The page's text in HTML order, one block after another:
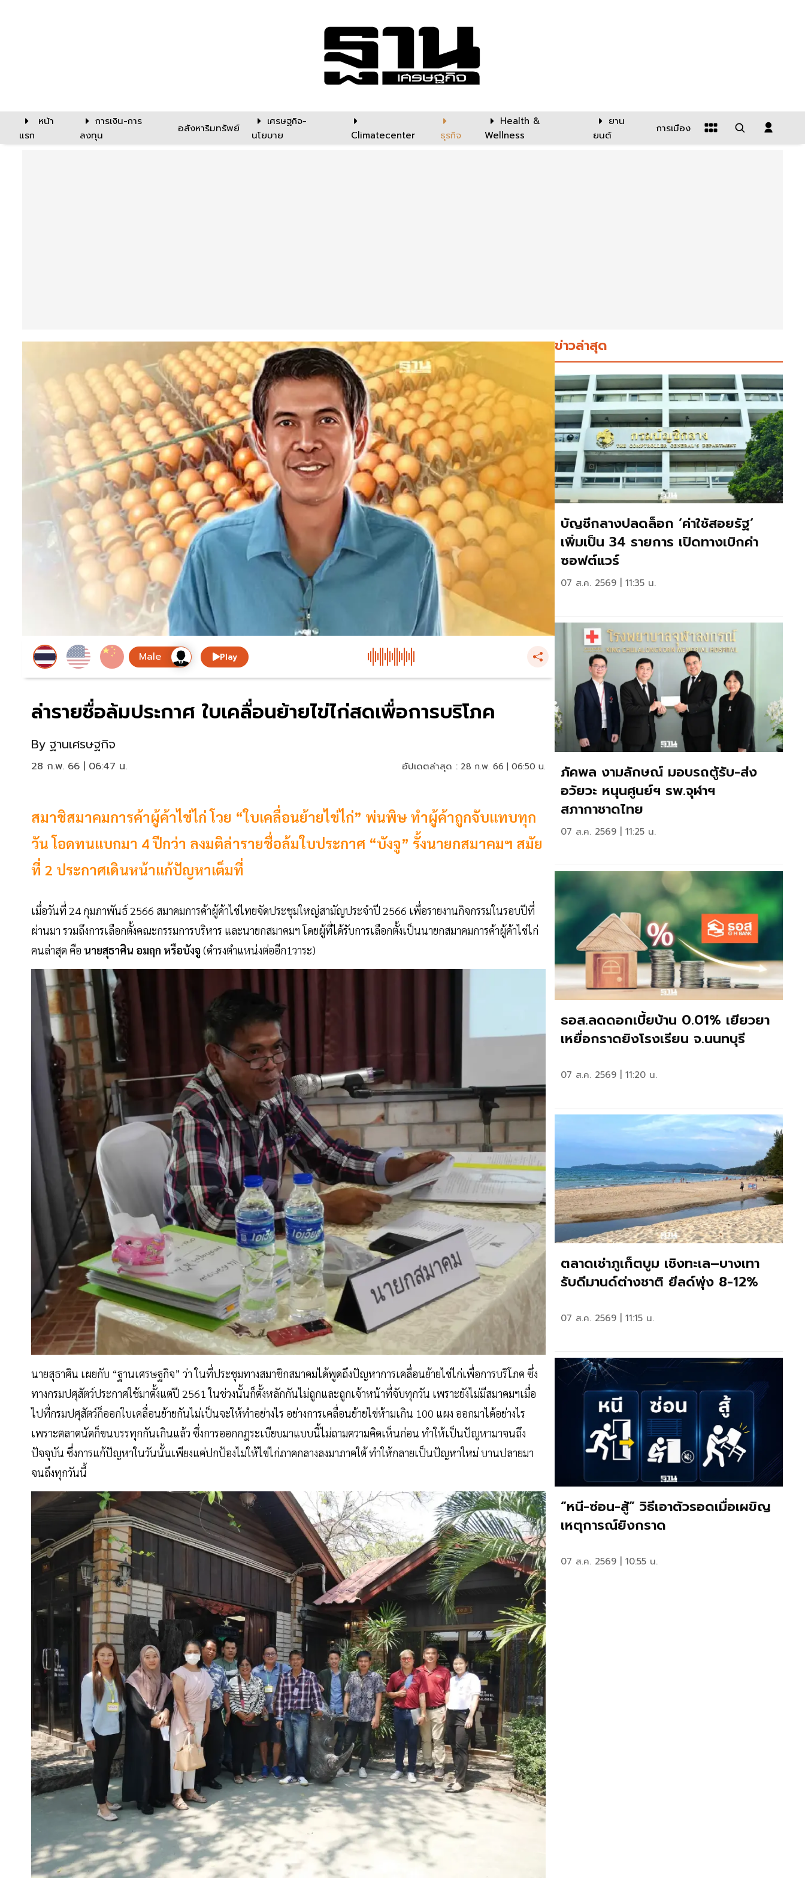
หน้า
แรก
การเงิน-การ
ลงทุน
อสังหาริมทรัพย์
เศรษฐกิจ-
นโยบาย
Climatecenter ธุรกิจ
Health &
Wellness
ยาน
ยนต์
การเมือง
Play
ล่ารายชื่อล้มประกาศ ใบเคลื่อนย้ายไข่ไก่สดเพื่อการบริโภค
By ฐานเศรษฐกิจ
28 ก.พ. 66 | 06:47 น. อัปเดตล่าสุด : 28 ก.พ. 66 | 06:50 น.
สมาชิสมาคมการค้าผู้ค้าไข่ไก่ โวย “ใบเคลื่อนย้ายไข่ไก่” พ่นพิษ ทำผู้ค้าถูกจับแทบทุก
วัน โอดทนแบกมา 4 ปีกว่า ลงมติล่ารายชื่อล้มใบประกาศ “บังจู” รั้งนายกสมาคมฯ สมัย
ที่ 2 ประกาศเดินหน้าแก้ปัญหาเต็มที่
เมื่อวันที่ 24 กุมภาพันธ์ 2566 สมาคมการค้าผู้ค้าไข่ไทยจัดประชุมใหญ่สามัญประจำปี 2566 เพื่อรายงานกิจกรรมในรอบปีที่
ผ่านมา รวมถึงการเลือกตั้งคณะกรรมการบริหาร และนายกสมาคมฯ โดยผู้ที่ได้รับการเลือกตั้งเป็นนายกสมาคมการค้าผู้ค้าไข่ไก่
คนล่าสุด คือ นายสุธาศิน อมฤก หรือบังจู (ดำรงตำแหน่งต่ออีก1วาระ)
นายสุธาศิน เผยกับ “ฐานเศรษฐกิจ” ว่า ในที่ประชุมทางสมาชิกสมาคมได้พูดถึงปัญหาการเคลื่อนย้ายไข่ไก่เพื่อการบริโภค ซึ่ง
ทางกรมปศุสัตว์ประกาศใช้มาตั้งแต่ปี 2561 ในช่วงนั้นก็ตั้งหลักกันไม่ถูกและถูกเจ้าหน้าที่จับทุกวัน เพราะยังไม่มีสมาคมฯเมื่อ
ไปที่กรมปศุสัตว์ก็ออกใบเคลื่อนย้ายกันไม่เป็นจะให้ทำอย่างไร อย่างการเคลื่อนย้ายไข่ห้ามเกิน 100 แผง ออกมาได้อย่างไร
เพราะตลาดนัดก็ขนบรรทุกกันเกินแล้ว ซึ่งการออกกฎระเบียบมาแบบนี้ไม่ถามความคิดเห็นก่อน ทำให้เป็นปัญหามาจนถึง
ปัจจุบัน ซึ่งการแก้ปัญหาในวันนั้นเพียงแค่ปกป้องไม่ให้ไข่ไก่ภาคกลางลงมาภาคใต้ ทำให้กลายเป็นปัญหาใหม่ บานปลายมา
จนถึงทุกวันนี้
ข่าวล่าสุด
บัญชีกลางปลดล็อก ‘ค่าใช้สอยรัฐ‘
เพิ่มเป็น 34 รายการ เปิดทางเบิกค่า
ซอฟต์แวร์
07 ส.ค. 2569 | 11:35 น.
ภัคพล งามลักษณ์ มอบรถตู้รับ-ส่ง
อวัยวะ หนุนศูนย์ฯ รพ.จุฬาฯ
สภากาชาดไทย
07 ส.ค. 2569 | 11:25 น.
ธอส.ลดดอกเบี้ยบ้าน 0.01% เยียวยา
เหยื่อกราดยิงโรงเรียน จ.นนทบุรี
07 ส.ค. 2569 | 11:20 น.
ตลาดเช่าภูเก็ตบูม เชิงทะเล–บางเทา
รับดีมานด์ต่างชาติ ยีลด์พุ่ง 8-12%
07 ส.ค. 2569 | 11:15 น.
“หนี-ซ่อน-สู้” วิธีเอาตัวรอดเมื่อเผขิญ
เหตุการณ์ยิงกราด
07 ส.ค. 2569 | 10:55 น.